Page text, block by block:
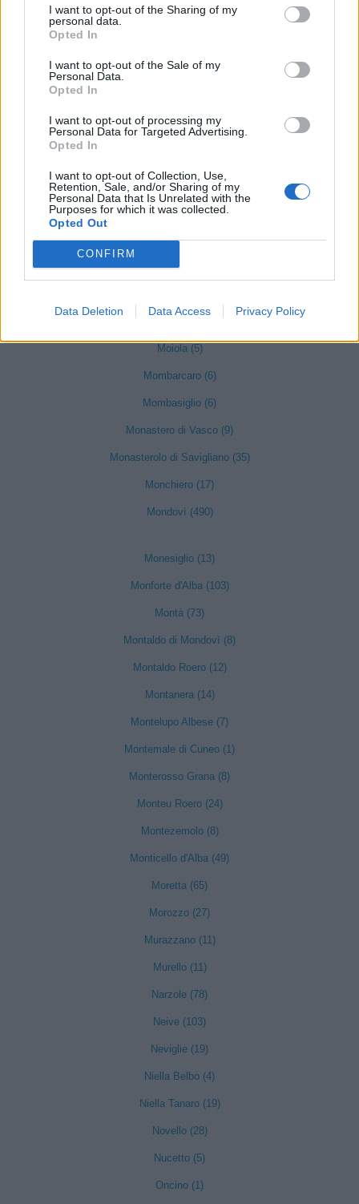
I want to opt-out of the Sharing of my
personal data.
Opted In
I want to opt-out of the Sale of my
Personal Data.
Opted In
I want to opt-out of processing my
Personal Data for Targeted Advertising.
Opted In
I want to opt-out of Collection, Use,
Retention, Sale, and/or Sharing of my
Personal Data that Is Unrelated with the
Purposes for which it was collected.
Opted Out
CONFIRM
Data Deletion Data Access Privacy Policy
Mango (26)
Marene (74)
Margarita (15)
Marmora (5)
Marsaglia (3)
Moiola (5)
Mombarcaro (6)
Mombasiglio (6)
Monastero di Vasco (9)
Monasterolo di Savigliano (35)
Monchiero (17)
Mondovì (490)
Monesiglio (13)
Monforte d'Alba (103)
Montà (73)
Montaldo di Mondovì (8)
Montaldo Roero (12)
Montanera (14)
Montelupo Albese (7)
Montemale di Cuneo (1)
Monterosso Grana (8)
Monteu Roero (24)
Montezemolo (8)
Monticello d'Alba (49)
Moretta (65)
Morozzo (27)
Murazzano (11)
Murello (11)
Narzole (78)
Neive (103)
Neviglie (19)
Niella Belbo (4)
Niella Tanaro (19)
Novello (28)
Nucetto (5)
Oncino (1)